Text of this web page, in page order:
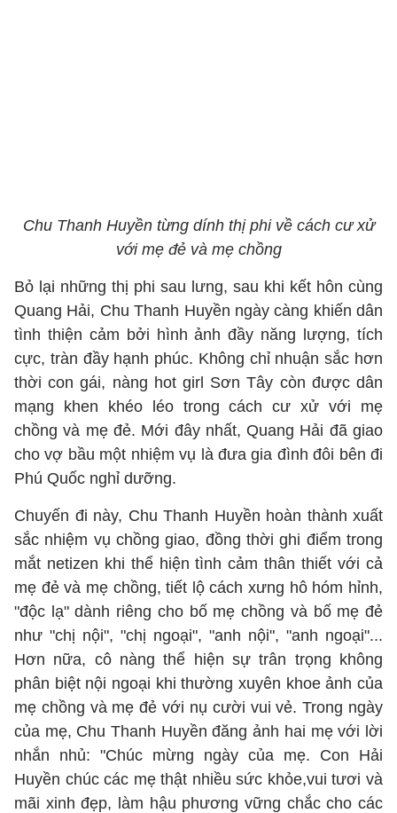
Chu Thanh Huyền từng dính thị phi về cách cư xử
với mẹ đẻ và mẹ chồng
Bỏ lại những thị phi sau lưng, sau khi kết hôn cùng
Quang Hải, Chu Thanh Huyền ngày càng khiến dân
tình thiện cảm bởi hình ảnh đầy năng lượng, tích
cực, tràn đầy hạnh phúc. Không chỉ nhuận sắc hơn
thời con gái, nàng hot girl Sơn Tây còn được dân
mạng khen khéo léo trong cách cư xử với mẹ
chồng và mẹ đẻ. Mới đây nhất, Quang Hải đã giao
cho vợ bầu một nhiệm vụ là đưa gia đình đôi bên đi
Phú Quốc nghỉ dưỡng.
Chuyến đi này, Chu Thanh Huyền hoàn thành xuất
sắc nhiệm vụ chồng giao, đồng thời ghi điểm trong
mắt netizen khi thể hiện tình cảm thân thiết với cả
mẹ đẻ và mẹ chồng, tiết lộ cách xưng hô hóm hỉnh,
"độc lạ" dành riêng cho bố mẹ chồng và bố mẹ đẻ
như "chị nội", "chị ngoại", "anh nội", "anh ngoại"...
Hơn nữa, cô nàng thể hiện sự trân trọng không
phân biệt nội ngoại khi thường xuyên khoe ảnh của
mẹ chồng và mẹ đẻ với nụ cười vui vẻ. Trong ngày
của mẹ, Chu Thanh Huyền đăng ảnh hai mẹ với lời
nhắn nhủ: "Chúc mừng ngày của mẹ. Con Hải
Huyền chúc các mẹ thật nhiều sức khỏe,vui tươi và
mãi xinh đẹp, làm hậu phương vững chắc cho các